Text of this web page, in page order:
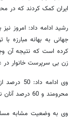
ایران کمک کردند که در
رشید ادامه داد: امروز
جهانی به بهانه مبارزه
کرده است که نتیجه آن
زن بی سرپرست خانوار
وی
محرومند و 60 درصد آنان نان آور خانواده هایشان محسوب می شوند.
وی به وضعیت مشابه